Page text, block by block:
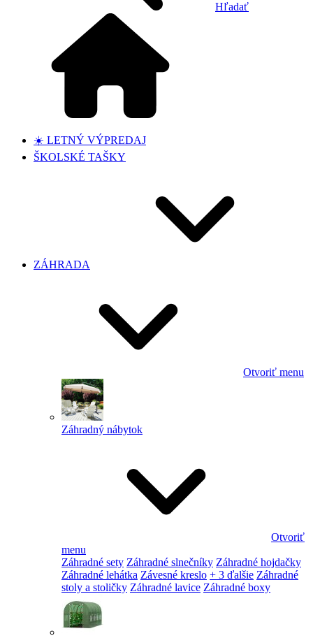
Hľadať
☀️ LETNÝ VÝPREDAJ
ŠKOLSKÉ TAŠKY
ZÁHRADA
Otvoriť menu
Záhradný nábytok
Otvoriť
menu
Záhradné sety Záhradné slnečníky Záhradné hojdačky
Záhradné lehátka Závesné kreslo + 3 ďalšie Záhradné
stoly a stoličky Záhradné lavice Záhradné boxy